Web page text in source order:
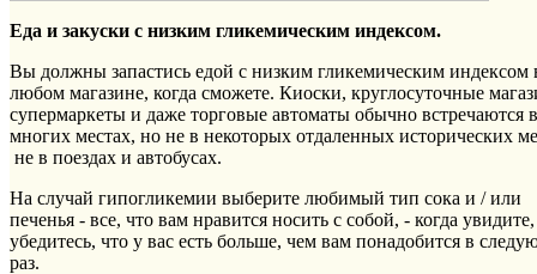
Еда и закуски с низким гликемическим индексом.
Вы должны запастись едой с низким гликемическим индексом
любом магазине, когда сможете. Киоски, круглосуточные
супермаркеты и даже торговые автоматы обычно встречаются
многих местах, но не в некоторых отдаленных исторических
не в поездах и автобусах.
На случай гипогликемии выберите любимый тип сока и / или
печенья - все, что вам нравится носить с собой, - когда
убедитесь, что у вас есть больше, чем вам понадобится в
раз.